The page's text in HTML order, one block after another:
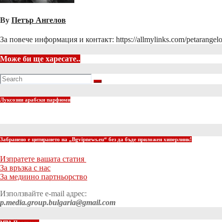
By Петър Ангелов
За повече информация и контакт: https://allmylinks.com/
Може би ще харесате..
Луксозни арабски парфюми
Забранено е цитирането на „Bgvipnews.eu“ без да бъде приложен хиперлинк!
Изпратете вашата статия
За връзка с нас
За медиино партньорство
Използвайте e-mail адрес:
p.media.group.bulgaria@gmail.com